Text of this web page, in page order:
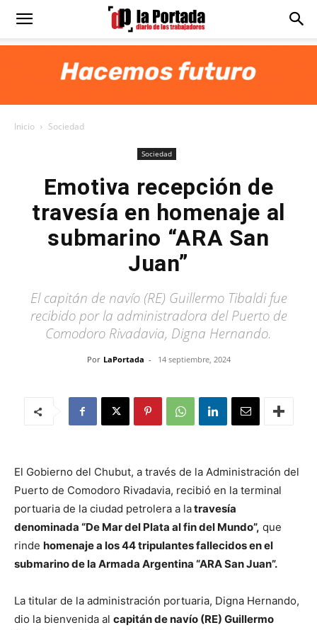
Diario
Inicio Sociedad
Sociedad
Emotiva recepción de
travesía en homenaje al
submarino “ARA San
Juan”
El capitán de navío (RE) Guillermo Tibaldi fue
recibido por la administradora del Puerto de
Comodoro Rivadavia, Digna Hernando.
Por LaPortada - 14 septiembre, 2024
El Gobierno del Chubut, a través de la Administración del
Puerto de Comodoro Rivadavia, recibió en la terminal
portuaria de la ciudad petrolera a latravesía
denominada “De Mar del Plata al fin del Mundo”, que
rinde homenaje a los 44 tripulantes fallecidos en el
submarino de la Armada Argentina “ARA San Juan”.
La titular de la administración portuaria, Digna Hernando,
dio la bienvenida al capitán de navío (RE) Guillermo